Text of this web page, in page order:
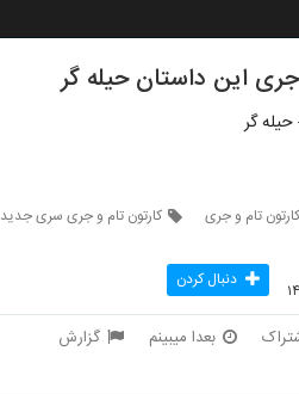
این داستان حیله گر
گر
کارتون تام و جری کارتون تام و جری سری جدید
دنبال کردن
بعدا میبینم گزارش